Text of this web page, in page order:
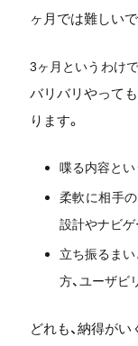
ヶ月では難しいで
3ヶ月というわけ
バリバリやって
ります。
喋る内容とい
柔軟に相手
設計やナビゲ
立ち振るまい
方、 ユーザビ
どれも、納得が